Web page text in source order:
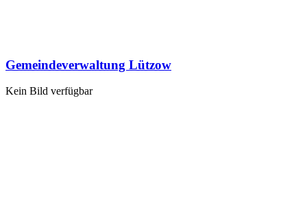
Gemeindeverwaltung Lützow
Kein Bild verfügbar